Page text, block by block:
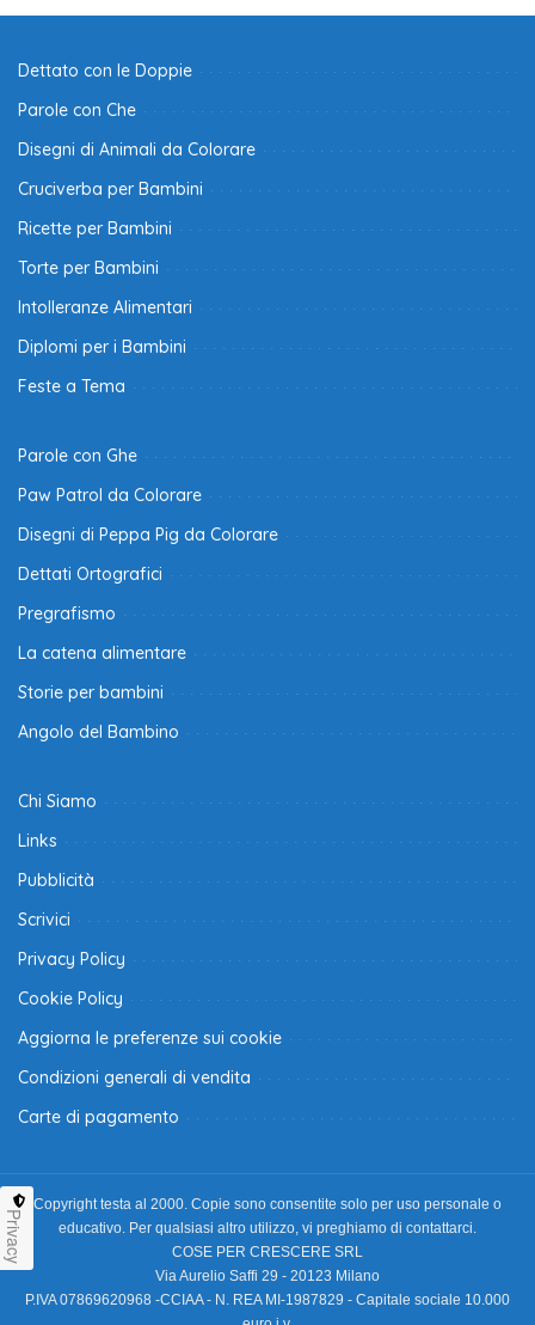
Dettato con le Doppie
Parole con Che
Disegni di Animali da Colorare
Cruciverba per Bambini
Ricette per Bambini
Torte per Bambini
Intolleranze Alimentari
Diplomi per i Bambini
Feste a Tema
Parole con Ghe
Paw Patrol da Colorare
Disegni di Peppa Pig da Colorare
Dettati Ortografici
Pregrafismo
La catena alimentare
Storie per bambini
Angolo del Bambino
Chi Siamo
Links
Pubblicità
Scrivici
Privacy Policy
Cookie Policy
Aggiorna le preferenze sui cookie
Condizioni generali di vendita
Carte di pagamento
Copyright testa al 2000. Copie sono consentite solo per uso personale o
educativo. Per qualsiasi altro utilizzo, vi preghiamo di contattarci.
COSE PER CRESCERE SRL
Via Aurelio Saffi 29 - 20123 Milano
P.IVA 07869620968 -CCIAA - N. REA MI-1987829 - Capitale sociale 10.000
Privacy